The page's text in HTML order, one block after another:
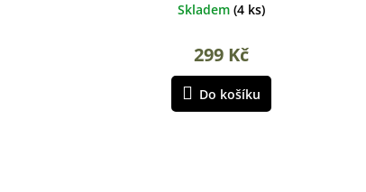
Skladem (4 ks)
299 Kč
Do košíku